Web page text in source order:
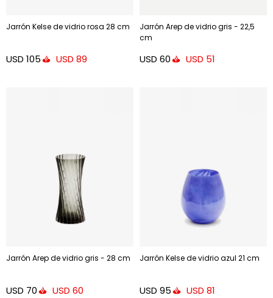
Jarrón Kelse de vidrio rosa 28 cm
USD 105 USD 89
Jarrón Arep de vidrio gris - 22,5
cm
USD 60 USD 51
Jarrón Arep de vidrio gris - 28 cm
USD 70 USD 60
Jarrón Kelse de vidrio azul 21 cm
USD 95 USD 81